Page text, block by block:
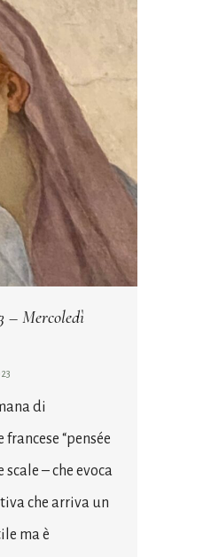
– Mercoledì
di
francese “pensée
scale – che evoca
che arriva un
ma è